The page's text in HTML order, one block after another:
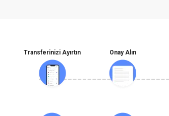
Transferinizi Ayırtın Onay Alın